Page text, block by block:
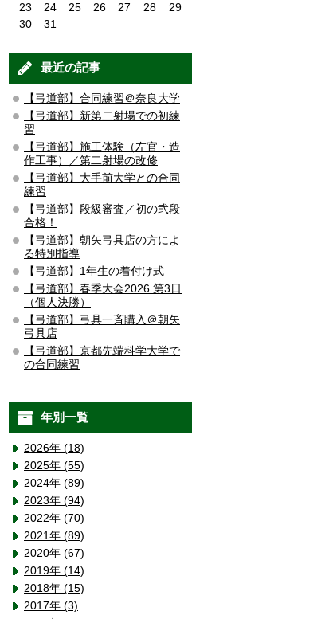
23
24 25 26 27 28
29
30
31
最近の記事
【弓道部】合同練習＠奈良大学
【弓道部】新第二射場での初練
習
【弓道部】施工体験（左官・造
作工事）／第二射場の改修
【弓道部】大手前大学との合同
練習
【弓道部】段級審査／初の弐段
合格！
【弓道部】朝矢弓具店の方によ
る特別指導
【弓道部】1年生の着付け式
【弓道部】春季大会2026 第3日
（個人決勝）
【弓道部】弓具一斉購入＠朝矢
弓具店
【弓道部】京都先端科学大学で
の合同練習
年別一覧
2026年 (18)
2025年 (55)
2024年 (89)
2023年 (94)
2022年 (70)
2021年 (89)
2020年 (67)
2019年 (14)
2018年 (15)
2017年 (3)